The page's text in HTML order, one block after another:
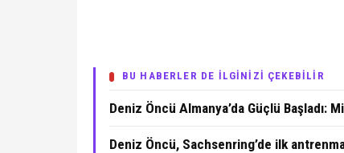
BU HABERLER DE İLGİNİZİ ÇEKEBİLİR
Deniz Öncü Almanya’da Güçlü Başladı:
Deniz Öncü, Sachsenring’de ilk